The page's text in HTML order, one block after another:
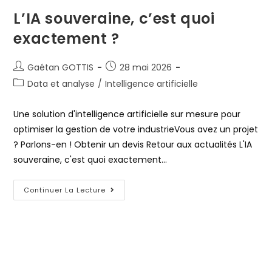
L’IA souveraine, c’est quoi
exactement ?
Gaétan GOTTIS
28 mai 2026
Data et analyse / Intelligence artificielle
Une solution d'intelligence artificielle sur mesure pour
optimiser la gestion de votre industrieVous avez un projet
? Parlons-en ! Obtenir un devis Retour aux actualités L'IA
souveraine, c'est quoi exactement…
Continuer La Lecture